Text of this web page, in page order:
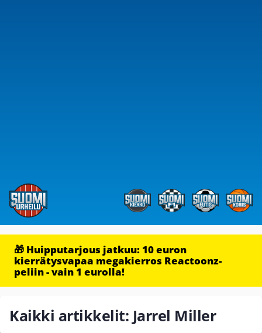
🎁 Huipputarjous jatkuu: 10 euron
kierrätysvapaa megakierros Reactoonz-
peliin - vain 1 eurolla!
Kaikki artikkelit: Jarrel Miller